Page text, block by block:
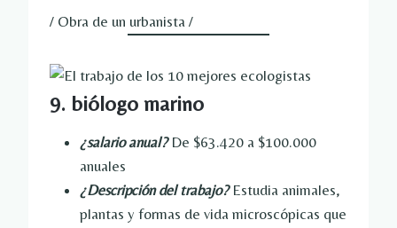
/ Obra de un urbanista /
9. biólogo marino
¿salario anual?De $63.420 a $100.000
anuales
¿Descripción del trabajo? Estudia animales,
plantas y formas de vida microscópicas que